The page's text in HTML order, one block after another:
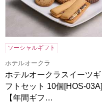
ソーシャルギフト
ホテルオークラ
ホテルオークラスイーツギ
フトセット 10個[HOS-03A]
【年間ギフ…